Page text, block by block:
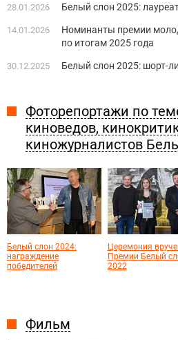
Фильм
28.01.2026 Белый слон 2025:
14.01.2026
Номинанты премии
по итогам 2025 года
30.12.2025 Белый слон 2025: шорт-
Фоторепортажи по
киноведов,
киножурналистов
Белый слон 2024:
награждение
победителей
Церемония
Премии Белый
2022